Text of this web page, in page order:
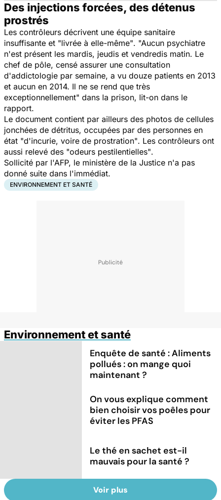
Des injections forcées, des détenus
prostrés
Les contrôleurs décrivent une équipe sanitaire
insuffisante et "livrée à elle-même". "Aucun psychiatre
n'est présent les mardis, jeudis et vendredis matin. Le
chef de pôle, censé assurer une consultation
d'addictologie par semaine, a vu douze patients en 2013
et aucun en 2014. Il ne se rend que très
exceptionnellement" dans la prison, lit-on dans le
rapport.
Le document contient par ailleurs des photos de cellules
jonchées de détritus, occupées par des personnes en
état "d'incurie, voire de prostration". Les contrôleurs ont
aussi relevé des "odeurs pestilentielles".
Sollicité par l'AFP, le ministère de la Justice n'a pas
donné suite dans l'immédiat.
ENVIRONNEMENT ET SANTÉ
Environnement et santé
Enquête de santé : Aliments
pollués : on mange quoi
maintenant ?
On vous explique comment
bien choisir vos poêles pour
éviter les PFAS
Le thé en sachet est-il
mauvais pour la santé ?
Voir plus